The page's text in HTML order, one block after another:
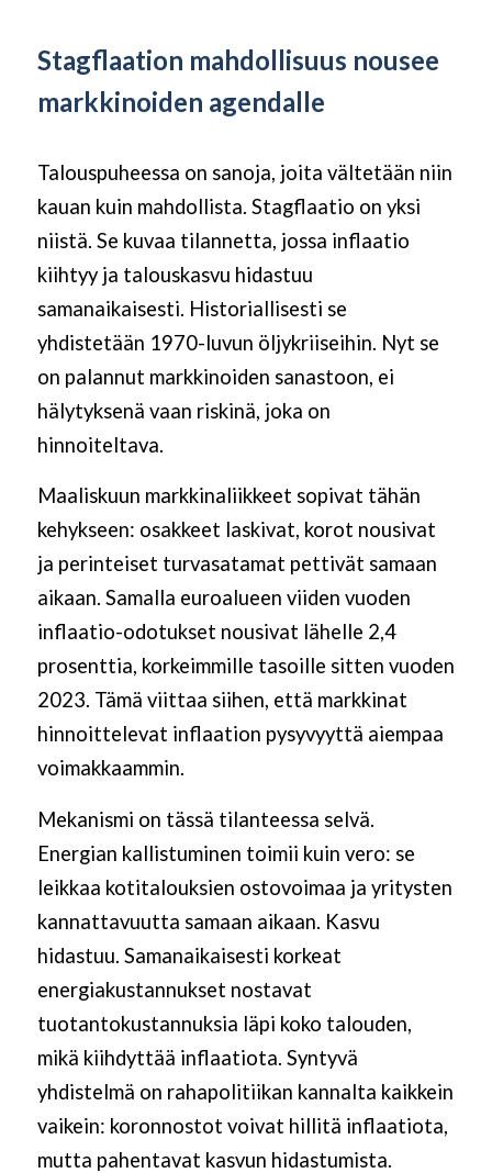
Stagflaation mahdollisuus nousee
markkinoiden agendalle
Talouspuheessa on sanoja, joita vältetään niin
kauan kuin mahdollista. Stagflaatio on yksi
niistä. Se kuvaa tilannetta, jossa inflaatio
kiihtyy ja talouskasvu hidastuu
samanaikaisesti. Historiallisesti se
yhdistetään 1970-luvun öljykriiseihin. Nyt se
on palannut markkinoiden sanastoon, ei
hälytyksenä vaan riskinä, joka on
hinnoiteltava.
Maaliskuun markkinaliikkeet sopivat tähän
kehykseen: osakkeet laskivat, korot nousivat
ja perinteiset turvasatamat pettivät samaan
aikaan. Samalla euroalueen viiden vuoden
inflaatio-odotukset nousivat lähelle 2,4
prosenttia, korkeimmille tasoille sitten vuoden
2023. Tämä viittaa siihen, että markkinat
hinnoittelevat inflaation pysyvyyttä aiempaa
voimakkaammin.
Mekanismi on tässä tilanteessa selvä.
Energian kallistuminen toimii kuin vero: se
leikkaa kotitalouksien ostovoimaa ja yritysten
kannattavuutta samaan aikaan. Kasvu
hidastuu. Samanaikaisesti korkeat
energiakustannukset nostavat
tuotantokustannuksia läpi koko talouden,
mikä kiihdyttää inflaatiota. Syntyvä
yhdistelmä on rahapolitiikan kannalta kaikkein
vaikein: koronnostot voivat hillitä inflaatiota,
mutta pahentavat kasvun hidastumista.